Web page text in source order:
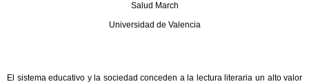
Salud March
Universidad de Valencia
El sistema educativo y la sociedad conceden a la lectura literaria un alto valor